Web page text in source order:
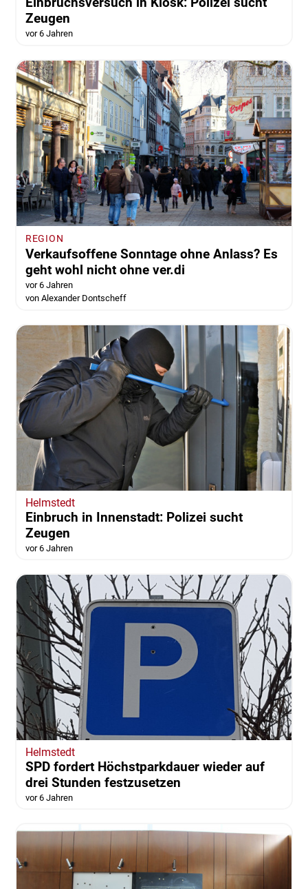
Zeugen
vor 6 Jahren
REGION
Verkaufsoffene Sonntage ohne Anlass? Es
geht wohl nicht ohne ver.di
vor 6 Jahren
von Alexander Dontscheff
Helmstedt
Einbruch in Innenstadt: Polizei sucht
Zeugen
vor 6 Jahren
Helmstedt
SPD fordert Höchstparkdauer wieder auf
drei Stunden festzusetzen
vor 6 Jahren